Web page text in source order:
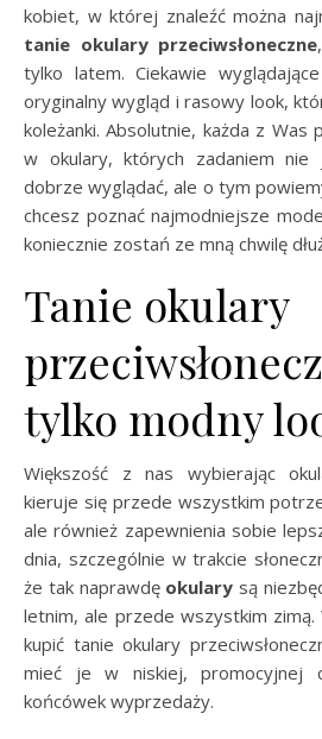
kobiet, w której znaleźć można
tanie okulary przeciwsłoneczne
tylko latem. Ciekawie
oryginalny wygląd i rasowy look,
koleżanki. Absolutnie, każda z Was
w okulary, których zadaniem nie
dobrze wyglądać, ale o tym
chcesz poznać najmodniejsze
koniecznie zostań ze mną chwilę
Tanie okulary
tylko modny
Większość z nas wybierając
kieruje się przede wszystkim
ale również zapewnienia sobie
dnia, szczególnie w trakcie
że tak naprawdę okulary są
letnim, ale przede wszystkim zimą.
kupić tanie okulary
mieć je w niskiej, promocyjnej
końcówek wyprzedaży.